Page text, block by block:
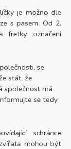
je možno dle
s pasem. Od 2.
fretky označeni
se
stát, že
společnost má
se tedy
schránce
mohou být